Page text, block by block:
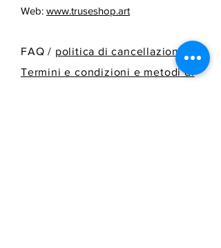
Web: www.truseshop.art
FAQ / politica di cancellazione
Termini e condizioni e metodi di